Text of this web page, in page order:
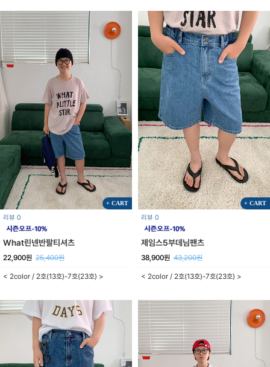
+ CART
리뷰 0
What린넨반팔티셔츠
22,900원 25,400원
< 2color / 2호(13호)-7호(23호) >
+ CART
리뷰 0
제임스5부데님팬츠
38,900원 43,200원
< 2color / 2호(13호)-7호(23호) >